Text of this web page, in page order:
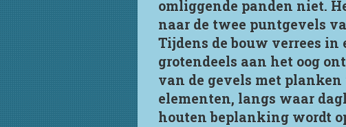
omliggende panden niet.
naar de twee puntgevels
Tijdens de bouw verrees
grotendeels aan het oog
van de gevels met
elementen, langs waar
houten beplanking wordt